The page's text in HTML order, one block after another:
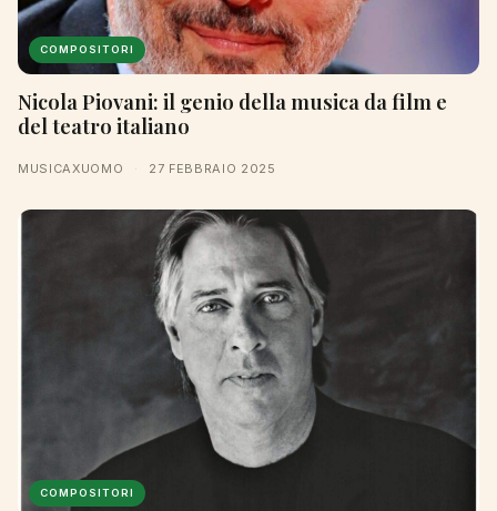
COMPOSITORI
Nicola Piovani: il genio della musica da film e
del teatro italiano
MUSICAXUOMO · 27 FEBBRAIO 2025
COMPOSITORI